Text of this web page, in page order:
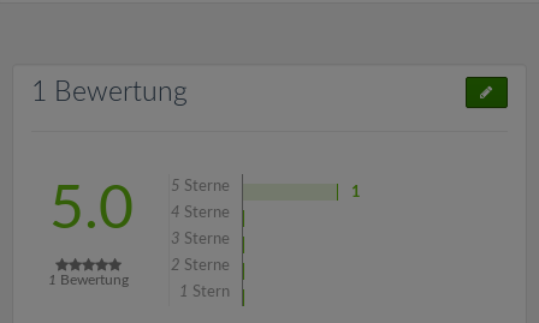
1 Bewertung
5.0
1 Bewertung
5 Sterne
1
4 Sterne
3 Sterne
2 Sterne
1 Stern